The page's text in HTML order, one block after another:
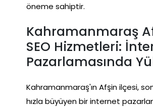
öneme sahiptir.
Kahramanmaraş
SEO Hizmetleri:
Pazarlamasında
Kahramanmaraş'ın Afşin ilçesi,
hızla büyüyen bir internet